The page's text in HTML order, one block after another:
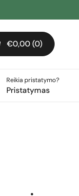
Atidaryti krepšelį
Pirkinių krepšelis Iš
€0,00 0
produktai (-ų) yra
Reikia pristatymo?
Pristatymas